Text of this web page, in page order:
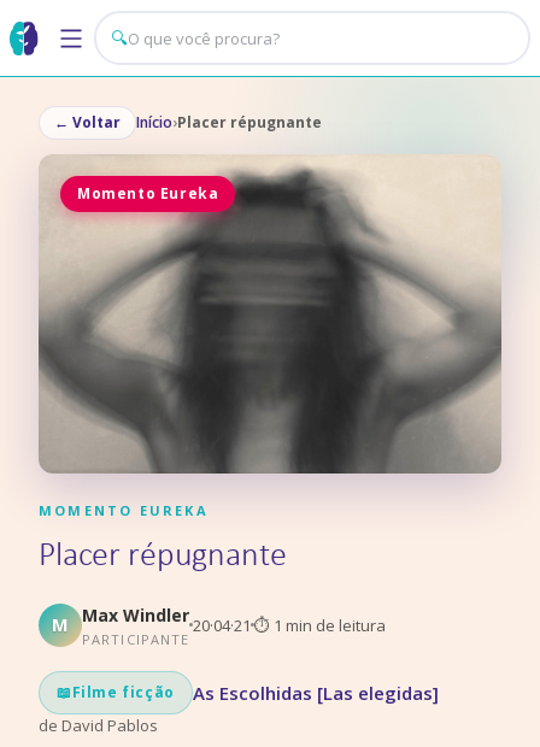
🔍
← Voltar Início›Placer répugnante
Momento Eureka
MOMENTO EUREKA
Placer répugnante
M Max Windler
PARTICIPANTE
20·04·21⏱ 1 min de leitura
📖Filme ficção As Escolhidas [Las elegidas]
de David Pablos